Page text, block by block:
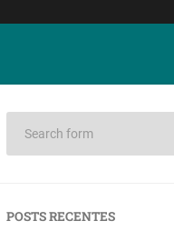
POSTS RECENTES